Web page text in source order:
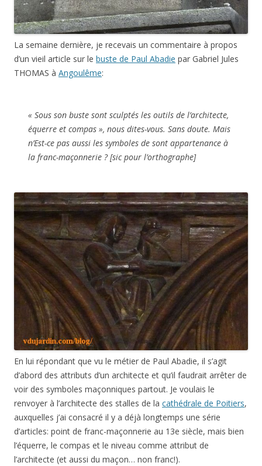
La semaine dernière, je recevais un commentaire à propos
d’un vieil article sur le buste de Paul Abadie par Gabriel Jules
THOMAS à Angoulême:
« Sous son buste sont sculptés les outils de l’architecte,
équerre et compas », nous dites-vous. Sans doute. Mais
n’Est-ce pas aussi les symboles de sont appartenance à
la franc-maçonnerie ? [sic pour l’orthographe]
En lui répondant que vu le métier de Paul Abadie, il s’agit
d’abord des attributs d’un architecte et qu’il faudrait arrêter de
voir des symboles maçonniques partout. Je voulais le
renvoyer à l’architecte des stalles de la cathédrale de Poitiers,
auxquelles j’ai consacré il y a déjà longtemps une série
d’articles: point de franc-maçonnerie au 13e siècle, mais bien
l’équerre, le compas et le niveau comme attribut de
l’architecte (et aussi du maçon… non franc!).